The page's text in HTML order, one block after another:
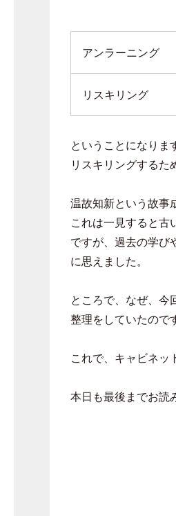
アンラーニング
リスキリング
ということになりま
リスキリングするた
温故知新という故事
これは一見すると古
ですが、過去の学び
に思えました。
ところで、なぜ、今
整理をしていたので
これで、キャビネッ
本日も最後までお読